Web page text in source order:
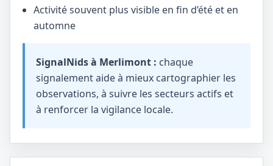
Activité souvent plus visible en fin d’été et en
automne
SignalNids à Merlimont : chaque
signalement aide à mieux cartographier les
observations, à suivre les secteurs actifs et
à renforcer la vigilance locale.